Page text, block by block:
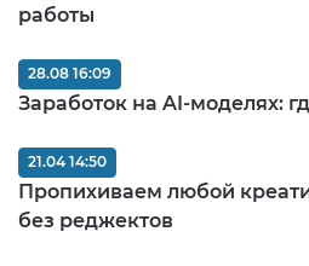
работы
Заработок на AI-моделях:
28.08 16:09
Пропихиваем любой
без реджектов
21.04 14:50